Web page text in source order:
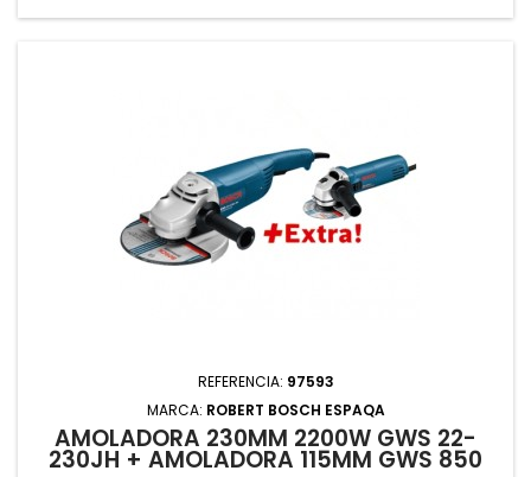
REFERENCIA: 97593
MARCA: ROBERT BOSCH ESPAQA
AMOLADORA 230MM 2200W GWS 22-
230JH + AMOLADORA 115MM GWS 850